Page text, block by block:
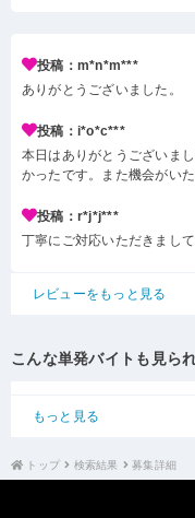
投稿：m*n*m***
ありがとうございました。
投稿：i*o*c***
本日はありがとうございま
かったです。また機会がい
投稿：r*j*j***
丁寧にご対応いただきまし
レビューをもっと見る
こんな単発バイトも見ら
もっと見る
トップ 検索結果 募集詳細